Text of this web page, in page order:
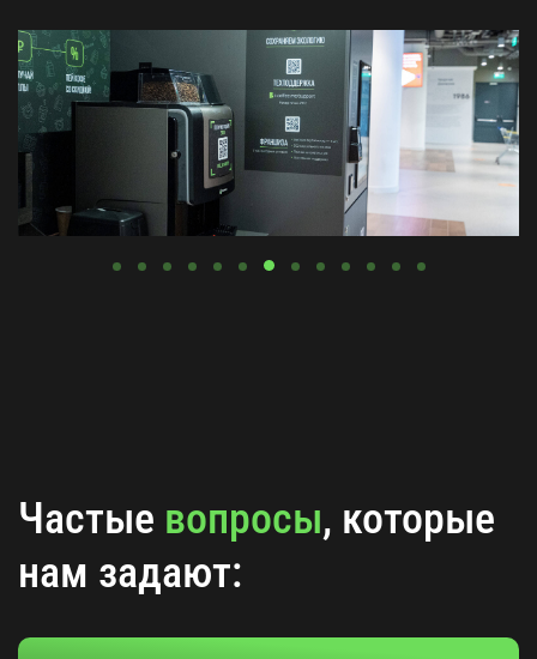
Частые вопросы, которые
нам задают: